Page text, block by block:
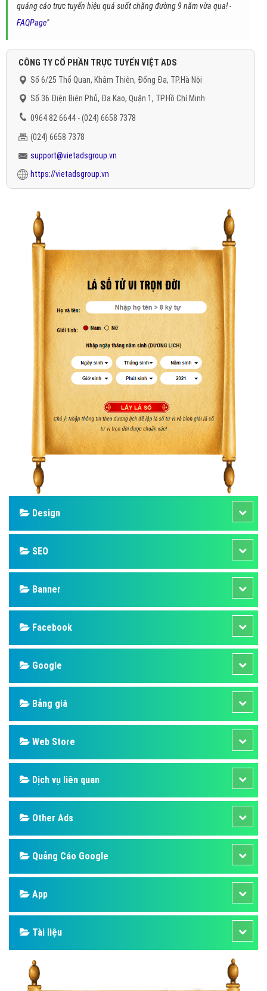
quảng cáo trực tuyến hiệu quả suốt chặng đường 9 năm vừa qua! -
FAQPage"
CÔNG TY CỔ PHẦN TRỰC TUYẾN VIỆT ADS
Số 6/25 Thổ Quan, Khâm Thiên, Đống Đa, TP.Hà Nội
Số 36 Điện Biên Phủ, Đa Kao, Quận 1, TP.Hồ Chí Minh
0964 82 6644 - (024) 6658 7378
(024) 6658 7378
support@vietadsgroup.vn
https://vietadsgroup.vn
Design
SEO
Banner
Facebook
Google
Bảng giá
Web Store
Dịch vụ liên quan
Other Ads
Quảng Cáo Google
App
Tài liệu